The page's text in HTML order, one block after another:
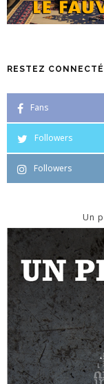
RESTEZ
Fans
Followers
Followers
Un